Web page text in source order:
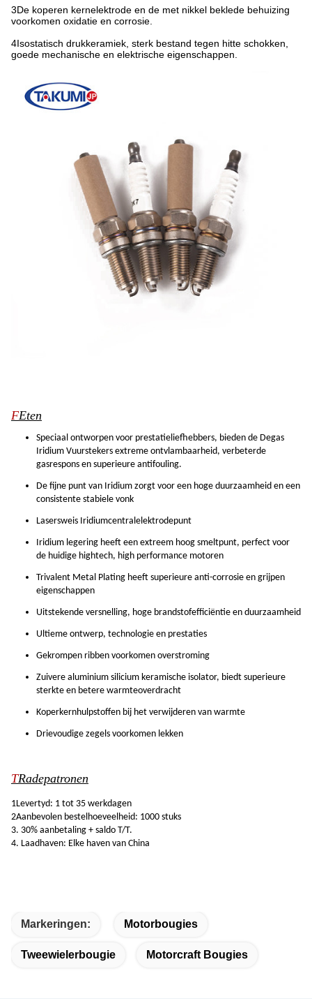
3De koperen kernelektrode en de met nikkel beklede behuizing
voorkomen oxidatie en corrosie.
4Isostatisch drukkeramiek, sterk bestand tegen hitte schokken,
goede mechanische en elektrische eigenschappen.
FEten
Speciaal ontworpen voor prestatieliefhebbers, bieden de Degas
Iridium Vuurstekers extreme ontvlambaarheid, verbeterde
gasrespons en superieure antifouling.
De fijne punt van Iridium zorgt voor een hoge duurzaamheid en een
consistente stabiele vonk
Lasersweis Iridiumcentralelektrodepunt
Iridium legering heeft een extreem hoog smeltpunt, perfect voor
de huidige hightech, high performance motoren
Trivalent Metal Plating heeft superieure anti-corrosie en grijpen
eigenschappen
Uitstekende versnelling, hoge brandstofefficiëntie en duurzaamheid
Ultieme ontwerp, technologie en prestaties
Gekrompen ribben voorkomen overstroming
Zuivere aluminium silicium keramische isolator, biedt superieure
sterkte en betere warmteoverdracht
Koperkernhulpstoffen bij het verwijderen van warmte
Drievoudige zegels voorkomen lekken
TRadepatronen
1Levertyd: 1 tot 35 werkdagen
2Aanbevolen bestelhoeveelheid: 1000 stuks
3. 30% aanbetaling + saldo T/T.
4. Laadhaven: Elke haven van China
Markeringen: Motorbougies
Tweewielerbougie Motorcraft Bougies